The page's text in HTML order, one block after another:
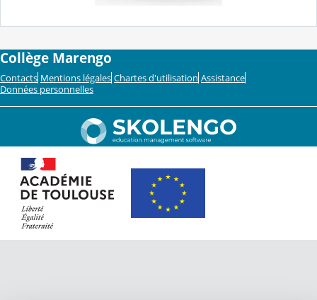
Collège Marengo
Contacts Mentions légales Chartes d'utilisation Assistance
Données personnelles